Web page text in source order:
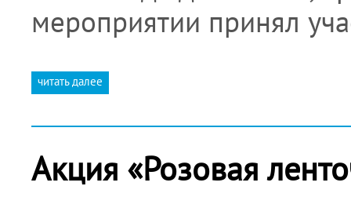
мероприятии принял
читать далее
Акция «Розовая